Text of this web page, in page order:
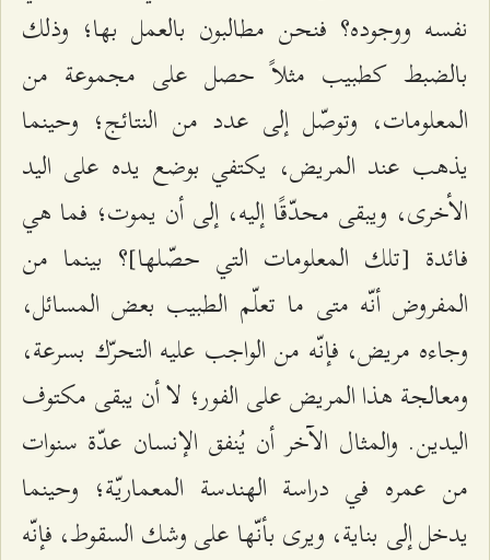
نفسه ووجوده؟ فنحن مطالبون بالعمل بها؛ وذلك
بالضبط كطبيب مثلاً حصل على مجموعة من
المعلومات، وتوصّل إلى عدد من النتائج؛ وحينما
يذهب عند المريض، يكتفي بوضع يده على اليد
الأخرى، ويبقى محدّقًا إليه، إلى أن يموت؛ فما هي
فائدة [تلك المعلومات التي حصّلها]؟ بينما من
المفروض أنّه متى ما تعلّم الطبيب بعض المسائل،
وجاءه مريض، فإنّه من الواجب عليه التحرّك بسرعة،
ومعالجة هذا المريض على الفور؛ لا أن يبقى مكتوف
اليدين. والمثال الآخر أن يُنفق الإنسان عدّة سنوات
من عمره في دراسة الهندسة المعماريّة؛ وحينما
يدخل إلى بناية، ويرى بأنّها على وشك السقوط، فإنّه